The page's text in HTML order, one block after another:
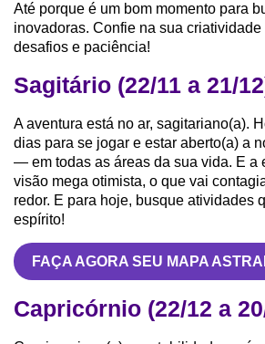
Até porque é um bom momento para
inovadoras. Confie na sua criatividade
desafios e paciência!
Sagitário (22/11 a 21/
A aventura está no ar, sagitariano(a).
dias para se jogar e estar aberto(a) a
— em todas as áreas da sua vida. E a
visão mega otimista, o que vai
redor. E para hoje, busque atividades
espírito!
FAÇA AGORA SEU MAPA
Capricórnio (22/12 a